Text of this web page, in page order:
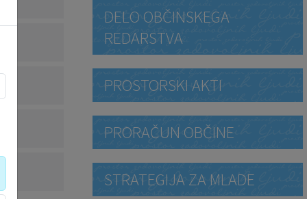
DELO OBČINSKEGA
REDARSTVA
PROSTORSKI AKTI
PRORAČUN OBČINE
STRATEGIJA ZA MLADE